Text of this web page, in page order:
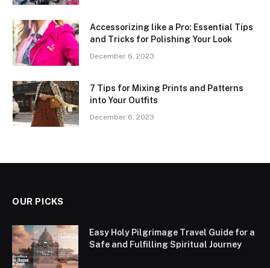
Accessorizing like a Pro: Essential Tips
and Tricks for Polishing Your Look
December 6, 2023
7 Tips for Mixing Prints and Patterns
into Your Outfits
December 6, 2023
OUR PICKS
Easy Holy Pilgrimage Travel Guide for a
Safe and Fulfilling Spiritual Journey